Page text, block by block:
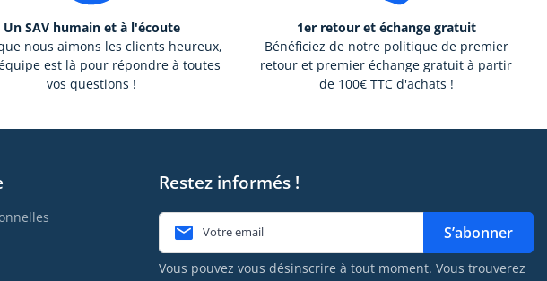
Un SAV humain et à l'écoute
nous aimons les clients heureux,
est là pour répondre à toutes
vos questions !
1er retour et échange gratuit
Bénéficiez de notre politique de premier
retour et premier échange gratuit à partir
de 100€ TTC d'achats !
Restez informés !
 S’abonner
Vous pouvez vous désinscrire à tout moment. Vous trouverez